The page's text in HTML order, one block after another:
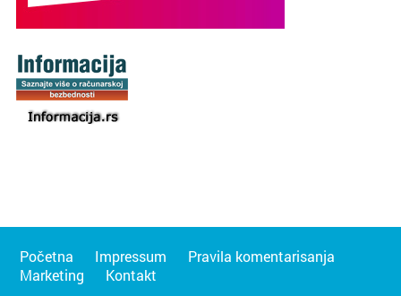
Početna Impressum
Pravila komentarisanja
Marketing
Kontakt